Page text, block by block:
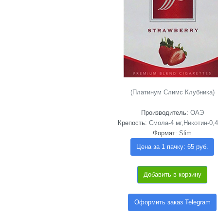
(Платинум Cлимс Клубника)
Производитель: ОАЭ
Крепость: Смола-4 мг,Никотин-
Формат: Slim
Цена за 1 пачку: 65 руб.
Добавить в корзину
Оформить заказ Telegram